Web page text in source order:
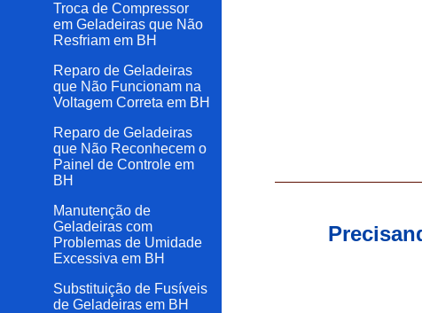
Troca de Compressor
em Geladeiras que Não
Resfriam em BH
Reparo de Geladeiras
que Não Funcionam na
Voltagem Correta em BH
Reparo de Geladeiras
que Não Reconhecem o
Painel de Controle em
BH
Manutenção de
Geladeiras com
Problemas de Umidade
Excessiva em BH
Substituição de Fusíveis
de Geladeiras em BH